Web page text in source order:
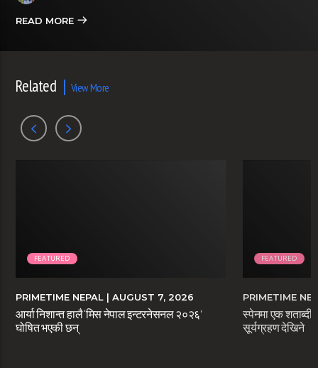
READ MORE
Related View More
FEATURED
PRIMETIME NEPAL | AUGUST 7, 2026
आर्या निशान्त हालै ‘मिस नेपाल इन्टरनेसनल २०२६’
घोषित भएकी छन्
FEATURED
PRIMETIME
स्पेनमा एक
सूर्यग्रहण देखिने